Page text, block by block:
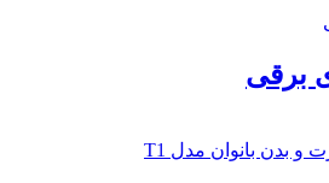
برقی